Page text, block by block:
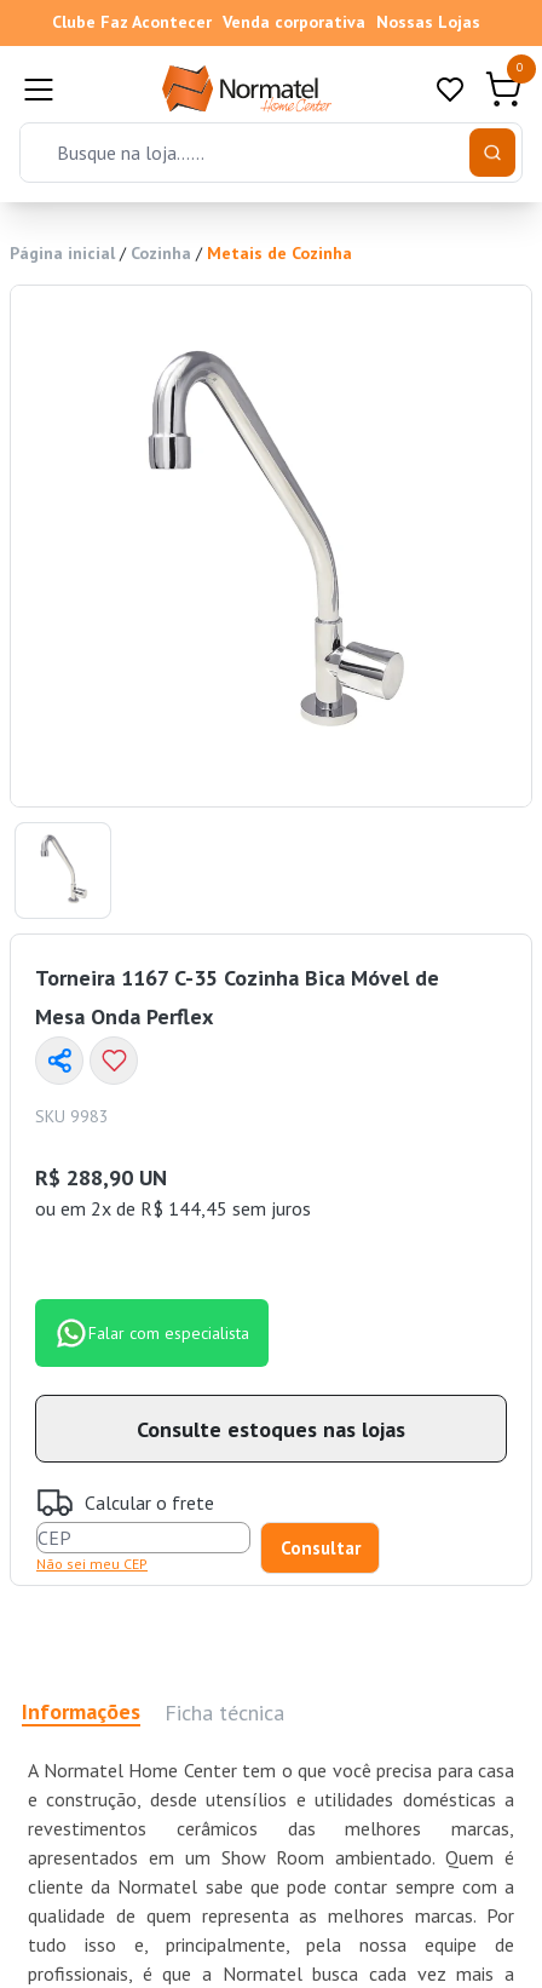
Clube Faz Acontecer Venda corporativa Nossas Lojas
0
Página inicial / Cozinha / Metais de Cozinha
Torneira 1167 C-35 Cozinha Bica Móvel de
Mesa Onda Perflex
SKU 9983
R$ 288,90 UN
ou em 2x de R$ 144,45 sem juros
Falar com especialista
Consulte estoques nas lojas
Calcular o frete
Não sei meu CEP
Informações Ficha técnica
A Normatel Home Center tem o que você precisa para casa
e construção, desde utensílios e utilidades domésticas a
revestimentos cerâmicos das melhores marcas,
apresentados em um Show Room ambientado. Quem é
cliente da Normatel sabe que pode contar sempre com a
qualidade de quem representa as melhores marcas. Por
tudo isso e, principalmente, pela nossa equipe de
profissionais, é que a Normatel busca cada vez mais a